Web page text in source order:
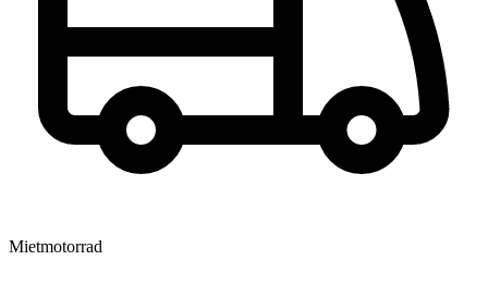
Mietmotorrad